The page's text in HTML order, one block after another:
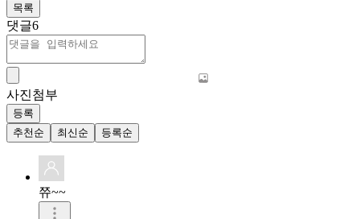
목록
댓글6
사진첨부
등록
추천순
최신순 등록순
쮸~~